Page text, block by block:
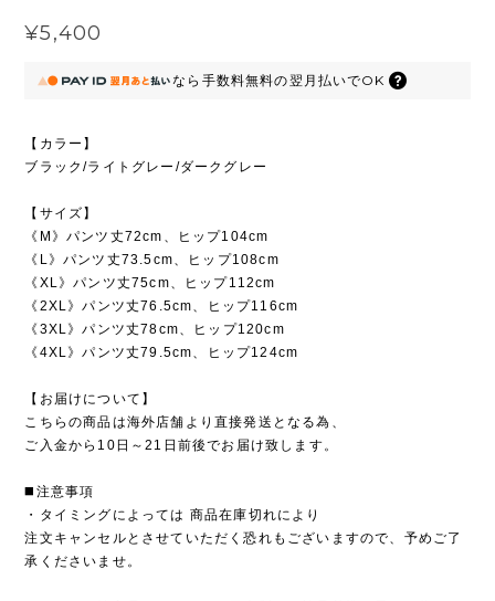
¥5,400
なら 手数料無料の翌月払いでOK
【カラー】
ブラック/ライトグレー/ダークグレー
【サイズ】
《M》パンツ丈72cm、ヒップ104cm
《L》パンツ丈73.5cm、ヒップ108cm
《XL》パンツ丈75cm、ヒップ112cm
《2XL》パンツ丈76.5cm、ヒップ116cm
《3XL》パンツ丈78cm、ヒップ120cm
《4XL》パンツ丈79.5cm、ヒップ124cm
【お届けについて】
こちらの商品は海外店舗より直接発送となる為、
ご入金から10日～21日前後でお届け致します。
◼️注意事項
・タイミングによっては 商品在庫切れにより
注文キャンセルとさせていただく恐れもございますので、予めご了
承くださいませ。